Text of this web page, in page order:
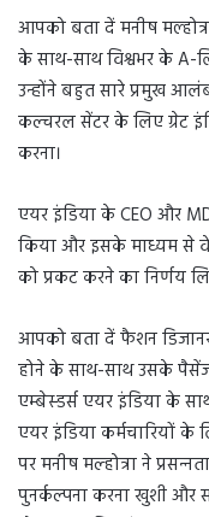
आपको बता दें मनीष
के साथ-साथ विश्वभर के A-
उन्होंने बहुत सारे प्रमुख
कल्चरल सेंटर के लिए ग्रेट
करना।
एयर इंडिया के CEO और
किया और इसके माध्यम से वे
को प्रकट करने का निर्णय
आपको बता दें फैशन
होने के साथ-साथ उसके
एम्‍बेस्‍डर्स एयर इंडिया के
एयर इंड‍िया कर्मचार‍ियों
पर मनीष मल्‍होत्रा ने
पुनर्कल्पना करना खुशी